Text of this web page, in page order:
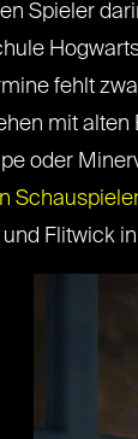
Spieler
fehlt
mit alten
oder
Flitwick